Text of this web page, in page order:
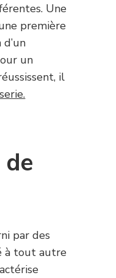
Une
première
un
il
par des
à tout autre